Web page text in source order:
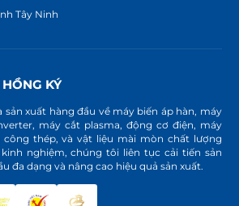
Tây Ninh
KÝ
sản xuất hàng đầu về máy biến áp hàn, máy
máy cắt plasma, động cơ điện, máy
công thép, và vật liệu mài mòn chất lượng
nghiệm, chúng tôi liên tục cải tiến sản
đa dạng và nâng cao hiệu quả sản xuất.